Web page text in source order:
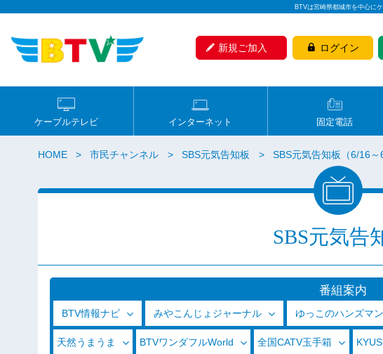
BTVは宮崎県都城市を中心に
新規ご加入 ログイン
ケーブルテレビ インターネット 固定電話
HOME 市民チャンネル SBS元気告知板 SBS元気告知板（6/16～
SBS元気告
番組案内
BTV情報ナビ みやこんじょジャーナル ゆっこのハンズマ
天然うまうま BTVワンダフルWorld 全国CATV玉手箱